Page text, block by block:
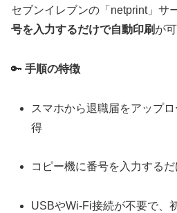
セブンイレブンの「netprint」サ
号を入力するだけで自動印刷 が
🔑 手順の特徴
スマホから退職届をアップ
得
コピー機に番号を入力する
USBやWi-Fi接続が不要で、